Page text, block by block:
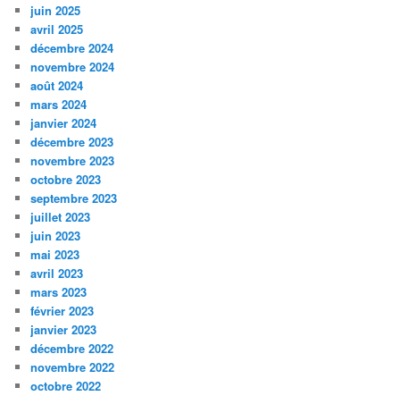
juin 2025
avril 2025
décembre 2024
novembre 2024
août 2024
mars 2024
janvier 2024
décembre 2023
novembre 2023
octobre 2023
septembre 2023
juillet 2023
juin 2023
mai 2023
avril 2023
mars 2023
février 2023
janvier 2023
décembre 2022
novembre 2022
octobre 2022